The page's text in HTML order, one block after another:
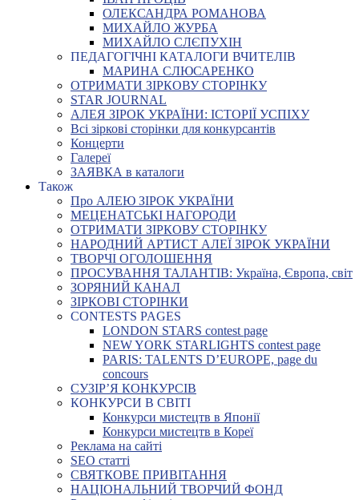
ОЛЕКСАНДРА РОМАНОВА
МИХАЙЛО ЖУРБА
МИХАЙЛО СЛЄПУХІН
ПЕДАГОГІЧНІ КАТАЛОГИ ВЧИТЕЛІВ
МАРИНА СЛЮСАРЕНКО
ОТРИМАТИ ЗІРКОВУ СТОРІНКУ
STAR JOURNAL
АЛЕЯ ЗІРОК УКРАЇНИ: ІСТОРІЇ УСПІХУ
Всі зіркові сторінки для конкурсантів
Концерти
Галереї
ЗАЯВКА в каталоги
Також
Про АЛЕЮ ЗІРОК УКРАЇНИ
МЕЦЕНАТСЬКІ НАГОРОДИ
ОТРИМАТИ ЗІРКОВУ СТОРІНКУ
НАРОДНИЙ АРТИСТ АЛЕЇ ЗІРОК УКРАЇНИ
ТВОРЧІ ОГОЛОШЕННЯ
ПРОСУВАННЯ ТАЛАНТІВ: Україна, Європа, світ
ЗОРЯНИЙ КАНАЛ
ЗІРКОВІ СТОРІНКИ
CONTESTS PAGES
LONDON STARS contest page
NEW YORK STARLIGHTS contest page
PARIS: TALENTS D’EUROPE, page du
concours
СУЗІР’Я КОНКУРСІВ
КОНКУРСИ В СВІТІ
Конкурси мистецтв в Японії
Конкурси мистецтв в Кореї
Реклама на сайті
SEO статті
СВЯТКОВЕ ПРИВІТАННЯ
НАЦІОНАЛЬНИЙ ТВОРЧИЙ ФОНД